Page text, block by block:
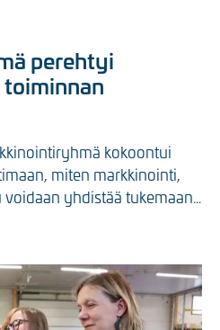
perehtyi
kokoontui
miten markkinointi,
yhdistää tukemaan